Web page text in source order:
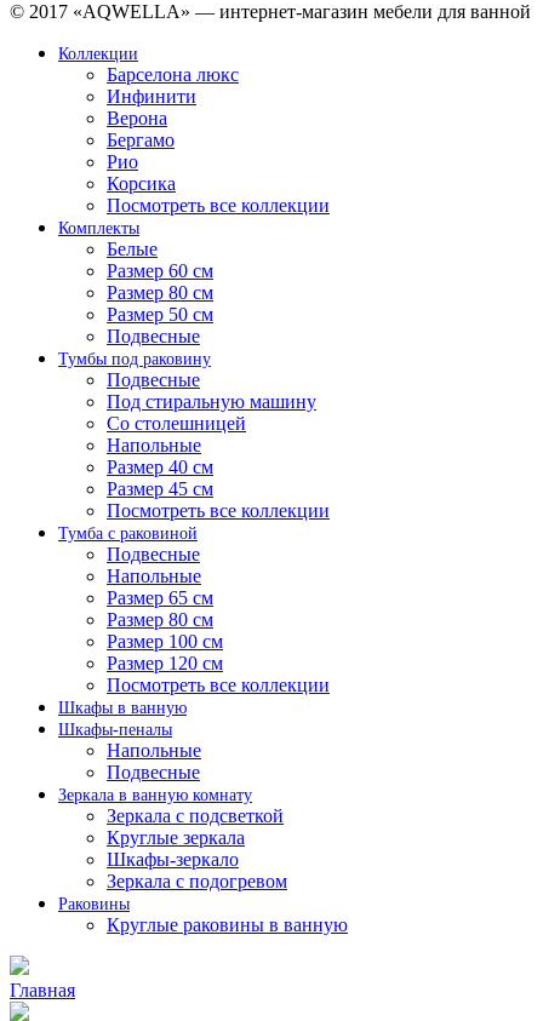
© 2017 «AQWELLA» — интернет-магазин мебели для ванной
Коллекции
Барселона люкс
Инфинити
Верона
Бергамо
Рио
Корсика
Посмотреть все коллекции
Комплекты
Белые
Размер 60 см
Размер 80 см
Размер 50 см
Подвесные
Тумбы под раковину
Подвесные
Под стиральную машину
Со столешницей
Напольные
Размер 40 см
Размер 45 см
Посмотреть все коллекции
Тумба с раковиной
Подвесные
Напольные
Размер 65 см
Размер 80 см
Размер 100 см
Размер 120 см
Посмотреть все коллекции
Шкафы в ванную
Шкафы-пеналы
Напольные
Подвесные
Зеркала в ванную комнату
Зеркала с подсветкой
Круглые зеркала
Шкафы-зеркало
Зеркала с подогревом
Раковины
Круглые раковины в ванную
Главная